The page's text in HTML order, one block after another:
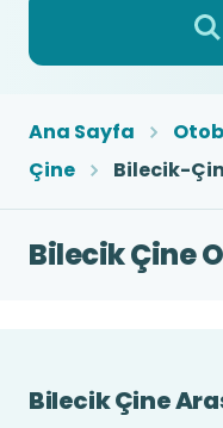
Ana Sayfa
Çine
Bilecik-
Bilecik Çine
Bilecik Çine